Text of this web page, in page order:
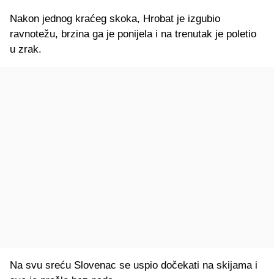
Nakon jednog kraćeg skoka, Hrobat je izgubio
ravnotežu, brzina ga je ponijela i na trenutak je poletio
u zrak.
Na svu sreću Slovenac se uspio dočekati na skijama i